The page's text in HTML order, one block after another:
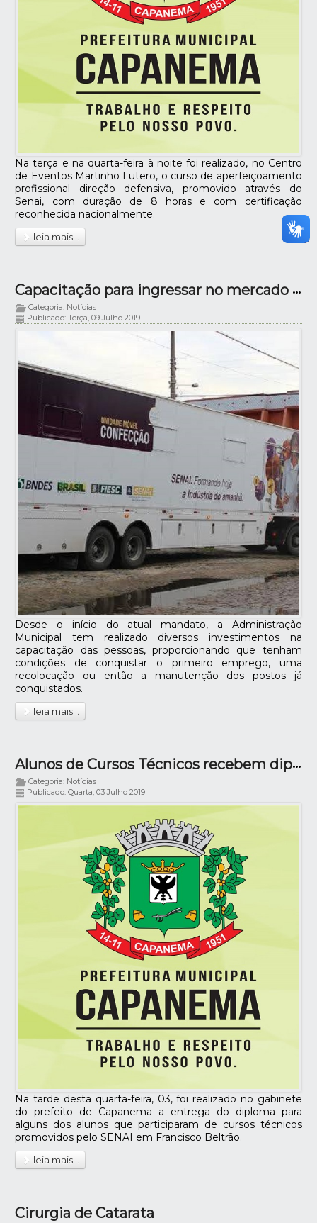
Na terça e na quarta-feira à noite foi realizado, no Centro
de Eventos Martinho Lutero, o curso de aperfeiçoamento
profissional direção defensiva, promovido através do
Senai, com duração de 8 horas e com certificação
reconhecida nacionalmente.
leia mais...
Capacitação para ingressar no mercado de trabalho
Categoria: Notícias
Publicado: Terça, 09 Julho 2019
Desde o início do atual mandato, a Administração
Municipal tem realizado diversos investimentos na
capacitação das pessoas, proporcionando que tenham
condições de conquistar o primeiro emprego, uma
recolocação ou então a manutenção dos postos já
conquistados.
leia mais...
Alunos de Cursos Técnicos recebem diplomas
Categoria: Notícias
Publicado: Quarta, 03 Julho 2019
Na tarde desta quarta-feira, 03, foi realizado no gabinete
do prefeito de Capanema a entrega do diploma para
alguns dos alunos que participaram de cursos técnicos
promovidos pelo SENAI em Francisco Beltrão.
leia mais...
Cirurgia de Catarata